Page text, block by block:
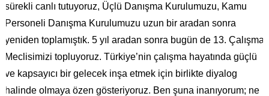
sürekli canlı tutuyoruz, Üçlü Danışma Kurulumuzu, Kamu
Personeli Danışma Kurulumuzu uzun bir aradan sonra
yeniden toplamıştık. 5 yıl aradan sonra bugün de 13. Çalışma
Meclisimizi topluyoruz. Türkiye’nin çalışma hayatında güçlü
ve kapsayıcı bir gelecek inşa etmek için birlikte diyalog
halinde olmaya özen gösteriyoruz. Ben şuna inanıyorum; ne